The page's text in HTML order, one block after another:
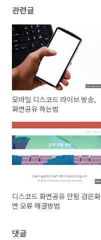
관련글
모바일 디스코드 라이브 방송,
화면공유 하는법
디스코드 화면공유 안됨 검은화
면 오류 해결방법
댓글